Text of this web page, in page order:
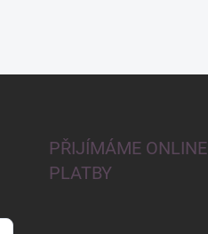
PŘIJÍMÁME ONLINE
PLATBY